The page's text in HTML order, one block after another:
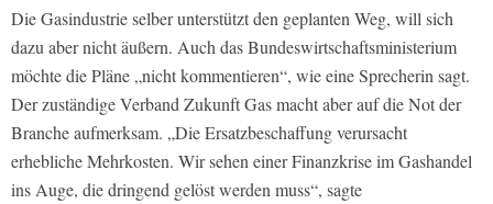
Die Gasindustrie selber unterstützt den geplanten Weg, will sich
dazu aber nicht äußern. Auch das Bundeswirtschaftsministerium
möchte die Pläne „nicht kommentieren“, wie eine Sprecherin sagt.
Der zuständige Verband Zukunft Gas macht aber auf die Not der
Branche aufmerksam. „Die Ersatzbeschaffung verursacht
erhebliche Mehrkosten. Wir sehen einer Finanzkrise im Gashandel
ins Auge, die dringend gelöst werden muss“, sagte